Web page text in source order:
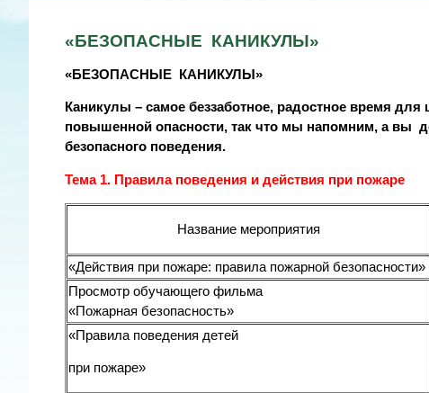
«БЕЗОПАСНЫЕ КАНИКУЛЫ»
«БЕЗОПАСНЫЕ КАНИКУЛЫ»
Каникулы – самое беззаботное, радостное время
повышенной опасности, так что мы напомним, а вы
безопасного поведения.
Тема 1. Правила поведения и действия при пожаре
Название мероприятия
«Действия при пожаре: правила пожарной безопасности»
Просмотр обучающего фильма
«Пожарная безопасность»
«Правила поведения детей
при пожаре»